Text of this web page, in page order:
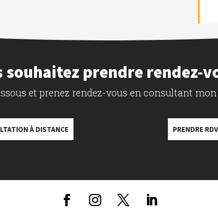
souhaitez prendre rendez-
et prenez rendez-vous en consultant
À DISTANCE PRENDRE RDV